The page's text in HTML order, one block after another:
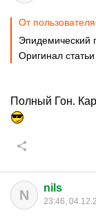
От пользователя
Эпидемический
Оригинал статьи
Полный Гон.
N nils
23:46,